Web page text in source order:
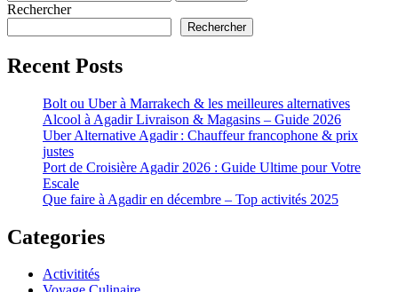
Rechercher
Rechercher
Recent Posts
Bolt ou Uber à Marrakech & les meilleures alternatives
Alcool à Agadir Livraison & Magasins – Guide 2026
Uber Alternative Agadir : Chauffeur francophone & prix
justes
Port de Croisière Agadir 2026 : Guide Ultime pour Votre
Escale
Que faire à Agadir en décembre – Top activités 2025
Categories
Activitités